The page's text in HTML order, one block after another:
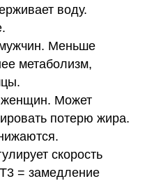
воду.
мужчин. Меньше
метаболизм,
женщин. Может
потерю жира.
скорость
= замедление